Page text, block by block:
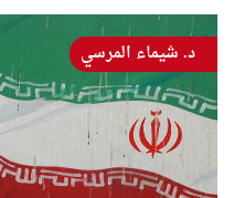
د. شيماء المرسي